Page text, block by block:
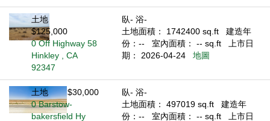
土地
$125,000
0 Off Highway 58
Hinkley , CA
92347
臥- 浴-
土地面積： 1742400 sq.ft
建造年
份：--
室內面積： -- sq.ft
上市日
期： 2026-04-24
地圖
土地
$30,000
0 Barstow-
bakersfield Hy
臥- 浴-
土地面積： 497019 sq.ft
建造年
份：--
室內面積： -- sq.ft
上市日